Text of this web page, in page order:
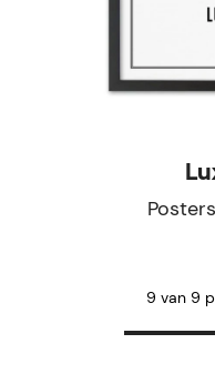
9 van 9